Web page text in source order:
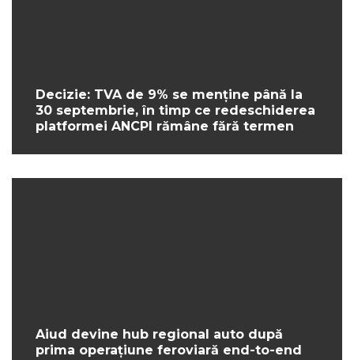
Decizie: TVA de 9% se menține până la
30 septembrie, în timp ce redeschiderea
platformei ANCPI rămâne fără termen
Aiud devine hub regional auto după
prima operațiune feroviară end-to-end